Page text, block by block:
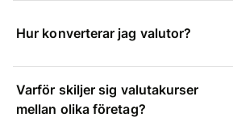
Hur konverterar jag valutor?
Varför skiljer sig valutakurser
mellan olika företag?